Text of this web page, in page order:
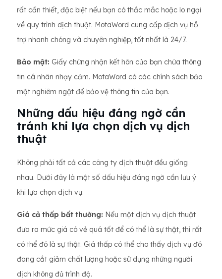
rất cần thiết, đặc biệt nếu bạn có thắc mắc hoặc lo ngại
về quy trình dịch thuật. MotaWord cung cấp dịch vụ hỗ
trợ nhanh chóng và chuyên nghiệp, tốt nhất là 24/7.
Bảo mật: Giấy chứng nhận kết hôn của bạn chứa thông
tin cá nhân nhạy cảm. MotaWord có các chính sách bảo
mật nghiêm ngặt để bảo vệ thông tin của bạn.
Những dấu hiệu đáng ngờ cần
tránh khi lựa chọn dịch vụ dịch
thuật
Không phải tất cả các công ty dịch thuật đều giống
nhau. Dưới đây là một số dấu hiệu đáng ngờ cần lưu ý
khi lựa chọn dịch vụ:
Giá cả thấp bất thường: Nếu một dịch vụ dịch thuật
đưa ra mức giá có vẻ quá tốt để có thể là sự thật, thì rất
có thể đó là sự thật. Giá thấp có thể cho thấy dịch vụ đó
đang cắt giảm chất lượng hoặc sử dụng những người
dịch không đủ trình độ.